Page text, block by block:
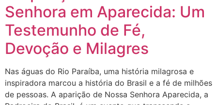
Senhora em Aparecida: Um
Testemunho de Fé,
Devoção e Milagres
Nas águas do Rio Paraíba, uma história milagrosa e
inspiradora marcou a história do Brasil e a fé de milhões
de pessoas. A aparição de Nossa Senhora Aparecida, a